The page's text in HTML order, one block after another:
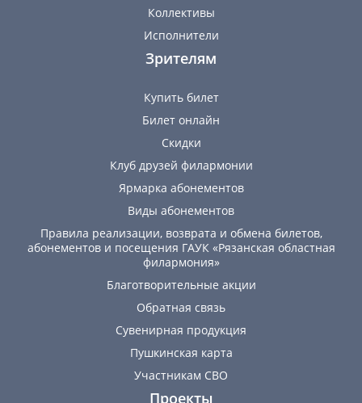
Коллективы
Исполнители
Зрителям
Купить билет
Билет онлайн
Скидки
Клуб друзей филармонии
Ярмарка абонементов
Виды абонементов
Правила реализации, возврата и обмена билетов,
абонементов и посещения ГАУК «Рязанская областная
филармония»
Благотворительные акции
Обратная связь
Сувенирная продукция
Пушкинская карта
Участникам СВО
Проекты